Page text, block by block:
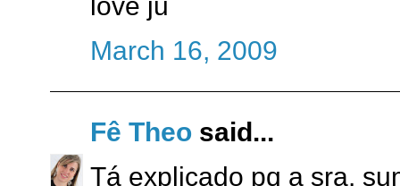
March 16, 2009
Fê Theo said...
Tá explicado pq a sra.